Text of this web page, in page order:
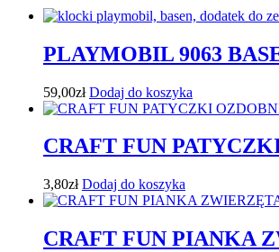
PLAYMOBIL 9063
59,00zł Dodaj do koszyka
CRAFT FUN
3,80zł Dodaj do koszyka
CRAFT FUN PIANKA